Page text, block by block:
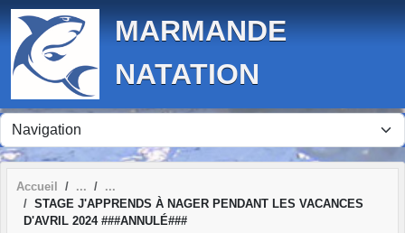
MARMANDE
NATATION
Accueil
STAGE J'APPRENDS À NAGER PENDANT LES VACANCES
D'AVRIL 2024 ###ANNULÉ###
Panneau de gestion des cookies